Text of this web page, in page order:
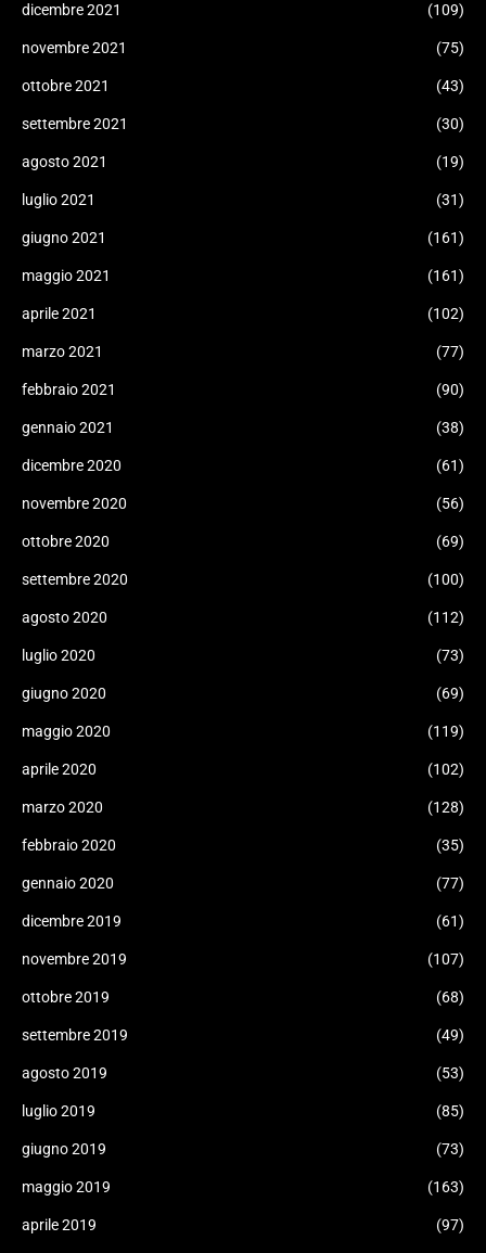
dicembre 2021 (109)
novembre 2021 (75)
ottobre 2021 (43)
settembre 2021 (30)
agosto 2021 (19)
luglio 2021 (31)
giugno 2021 (161)
maggio 2021 (161)
aprile 2021 (102)
marzo 2021 (77)
febbraio 2021 (90)
gennaio 2021 (38)
dicembre 2020 (61)
novembre 2020 (56)
ottobre 2020 (69)
settembre 2020 (100)
agosto 2020 (112)
luglio 2020 (73)
giugno 2020 (69)
maggio 2020 (119)
aprile 2020 (102)
marzo 2020 (128)
febbraio 2020 (35)
gennaio 2020 (77)
dicembre 2019 (61)
novembre 2019 (107)
ottobre 2019 (68)
settembre 2019 (49)
agosto 2019 (53)
luglio 2019 (85)
giugno 2019 (73)
maggio 2019 (163)
aprile 2019 (97)